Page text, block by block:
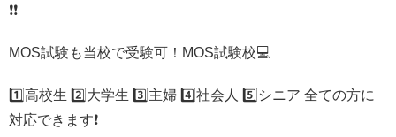
❗️❗️
MOS試験も当校で受験可！MOS試験校💻
1️⃣高校生 2️⃣ 大学生 3️⃣ 主婦 4️⃣社会人 5️⃣ シニア 全ての方に
対応できます❗️